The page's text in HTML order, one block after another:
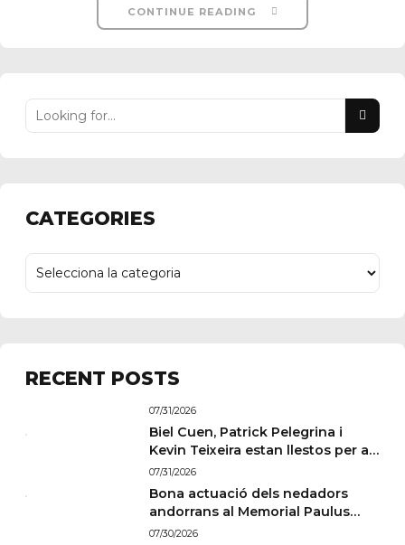
CONTINUE READING
CATEGORIES
RECENT POSTS
07/31/2026
Biel Cuen, Patrick Pelegrina i
Kevin Teixeira estan llestos per a
París
07/31/2026
Bona actuació dels nedadors
andorrans al Memorial Paulus
Wildeboer de Sabadell
07/30/2026